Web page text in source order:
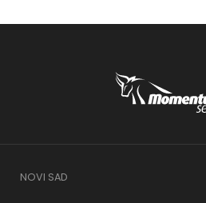
NOVI SAD